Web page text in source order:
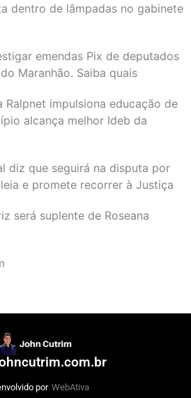
dentro de lâmpadas no gabinete
emendas Pix de deputados
Maranhão. Saiba quais
Ralpnet impulsiona educação de
alcança melhor Ideb da
diz que seguirá na disputa por
e promete recorrer à Justiça
será suplente de Roseana
por WebAtiva